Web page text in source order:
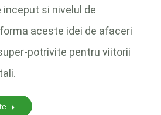
si nivelul de
aceste idei de afaceri
potrivite pentru viitorii